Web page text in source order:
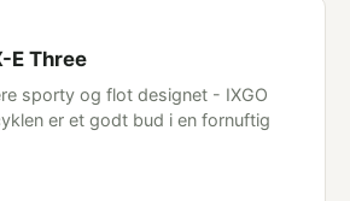
E Three
sporty og flot designet - IXGO
er et godt bud i en fornuftig